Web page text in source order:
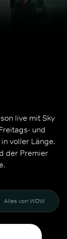
live mit Sky
und
voller Länge.
der Premier
Alles von WOW